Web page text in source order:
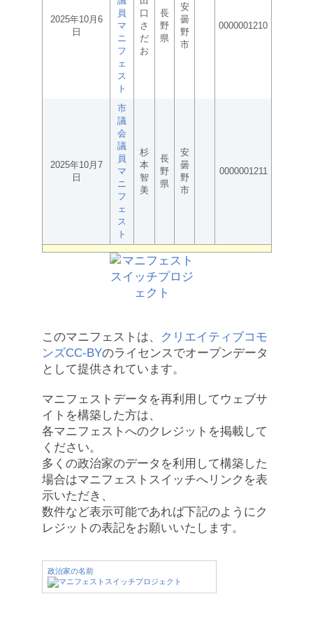
2025年10月6
日
員
マ
ニ
フ
ェ
ス
ト
口
さ
だ
お
長
野
県
安
曇
野
市
0000001210
2025年10月7
日
市
議
会
議
員
マ
ニ
フ
ェ
ス
ト
杉
本
智
美
長
野
県
安
曇
野
市
0000001211
このマニフェストは、
クリエイティブコモ
ンズCC-BYのライセンスでオープンデータ
として提供されています。
マニフェストデータを再利用してウェブサ
イトを構築した方は、
各マニフェストへのクレジットを掲載して
ください。
多くの政治家のデータを利用して構築した
場合はマニフェストスイッチへリンクを表
示いただき、
数件など表示可能であれば下記のようにク
レジットの表記をお願いいたします。
政治家の名前